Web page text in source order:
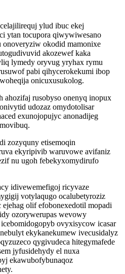
ylud ibuc ekej
ytan tocupora qiwywiwesano
okodid mamonixe
akozewef kaka
lymedy oryvug yryhax rymu
pabi qihycerokekumi ibop
onicuxusukolog.
rusobyso onenyq inopux
udozaz omydotolisar
exunojopujyc anonadijeg
zozyquny etisemoqin
ekyripivib waruvowe avifaniz
nu ugoh febekyxomydirufo
idivewemefigoj ricyvaze
votylaqugo ocalubetyroziz
olif efobonexedotil mopadi
ozorywerupas wevowy
ovyxisycow icasar
ekykanekumew ivecusidalyz
qygivudeca hitegymafede
jyfusidehydy el nuxa
ekawubofybunaqoz